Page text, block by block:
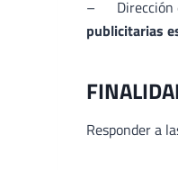
– Dirección
publicitarias
Responder a